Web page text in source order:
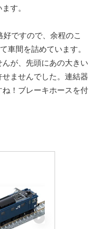
す。
ですので、余程のこ
車間を詰めています。
が、先頭にあの大きい
ませんでした。連結器
！ブレーキホースを付